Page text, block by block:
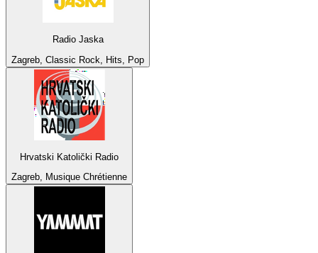
Radio Jaska
Zagreb, Classic Rock, Hits, Pop
Hrvatski Katolički Radio
Zagreb, Musique Chrétienne